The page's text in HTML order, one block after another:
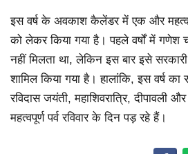
इस वर्ष के अवकाश कैलेंडर में एक और
को लेकर किया गया है। पहले वर्षों में गणेश
नहीं मिलता था, लेकिन इस बार इसे
शामिल किया गया है। हालांकि, इस वर्ष
रविदास जयंती, महाशिवरात्रि, दीपावली
महत्वपूर्ण पर्व रविवार के दिन पड़ रहे हैं।